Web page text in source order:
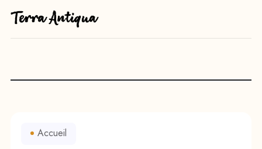
Accueil